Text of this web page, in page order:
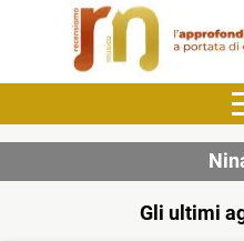
Gli ultimi